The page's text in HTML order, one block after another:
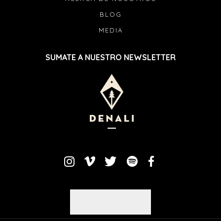
BLOG
MEDIA
SUMATE A NUESTRO NEWSLETTER